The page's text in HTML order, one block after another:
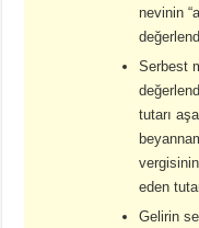
nevinin
Serbest
tutarı
eden
Gelirin